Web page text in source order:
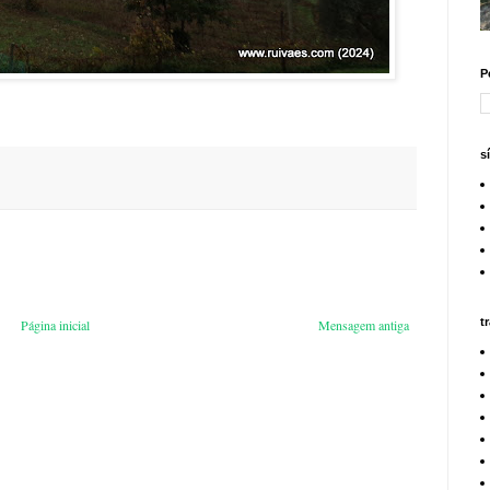
Mensagem antiga
Página inicial